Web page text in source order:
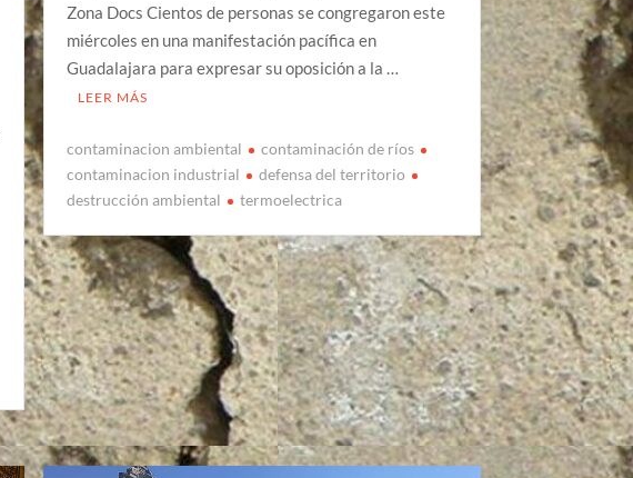
Zona Docs Cientos de personas se congregaron este
miércoles en una manifestación pacífica en
Guadalajara para expresar su oposición a la …
LEER MÁS
contaminacion ambiental
contaminación de ríos
contaminacion industrial
defensa del territorio
destrucción ambiental
termoelectrica